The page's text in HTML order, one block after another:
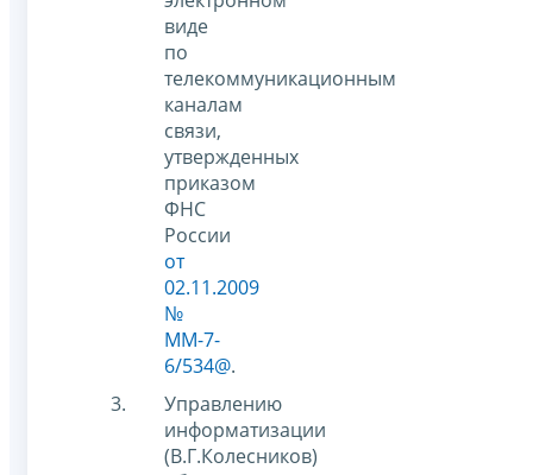
виде
по
телекоммуникационным
каналам
связи,
утвержденных
приказом
ФНС
России
от
02.11.2009
№
ММ-7-
6/534@.
Управлению
информатизации
(В.Г.Колесников)